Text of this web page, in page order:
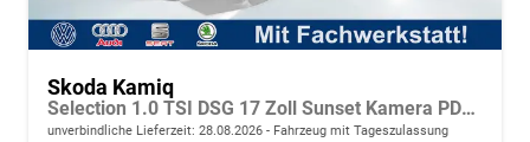
Skoda Kamiq
Selection 1.0 TSI DSG 17 Zoll Sunset Kamera PDC v+h
unverbindliche Lieferzeit: 28.08.2026 Fahrzeug mit Tageszulassung